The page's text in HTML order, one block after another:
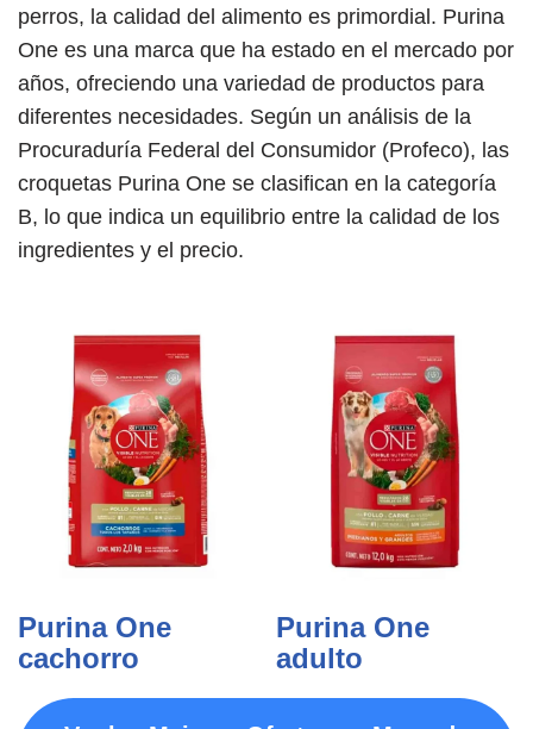
perros, la calidad del alimento es primordial. Purina
One es una marca que ha estado en el mercado por
años, ofreciendo una variedad de productos para
diferentes necesidades. Según un análisis de la
Procuraduría Federal del Consumidor (Profeco), las
croquetas Purina One se clasifican en la categoría
B, lo que indica un equilibrio entre la calidad de los
ingredientes y el precio.
Purina One
cachorro
Purina One
adulto